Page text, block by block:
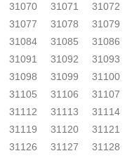
31070 31071
31072
31077 31078
31079
31084 31085
31086
31091 31092
31093
31098 31099
31100
31105 31106
31107
31112 31113
31114
31119 31120
31121
31126 31127
31128